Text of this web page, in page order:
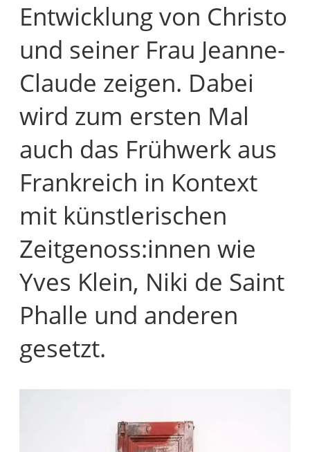
Entwicklung von Christo
und seiner Frau Jeanne-
Claude zeigen. Dabei
wird zum ersten Mal
auch das Frühwerk aus
Frankreich in Kontext
mit künstlerischen
Zeitgenoss:innen wie
Yves Klein, Niki de Saint
Phalle und anderen
gesetzt.